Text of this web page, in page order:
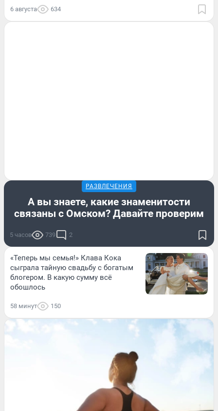
6 августа 634
РАЗВЛЕЧЕНИЯ
А вы знаете, какие знаменитости
связаны с Омском? Давайте проверим
5 часов 739 2
«Теперь мы семья!» Клава Кока
сыграла тайную свадьбу с богатым
блогером. В какую сумму всё
обошлось
58 минут 150